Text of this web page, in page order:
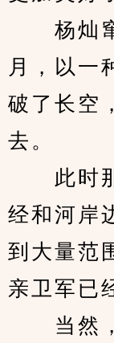
杨灿窜
月，以一
破了长空
去。
此时那
经和河岸
到大量范
亲卫军已
当然，